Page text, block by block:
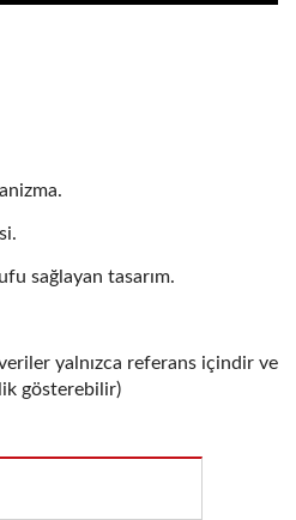
sağlayan tasarım.
yalnızca referans içindir ve
gösterebilir)